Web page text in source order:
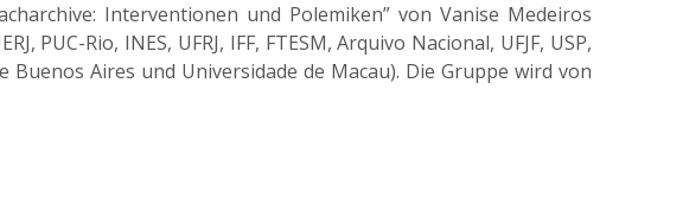
Interventionen und Polemiken” von Vanise Medeiros
Rio, INES, UFRJ, IFF, FTESM, Arquivo Nacional, UFJF, USP,
Buenos Aires und Universidade de Macau). Die Gruppe wird von